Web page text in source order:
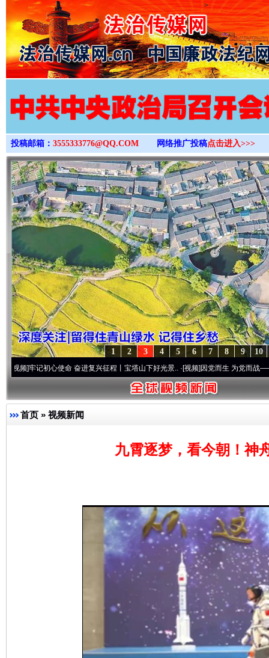
>
投稿邮箱： 3555333776@QQ.COM 网络推广投稿点击进入>>>
10
9
8
7
6
5
4
3
2
1
初心使命 奋进复兴征程丨宝塔山下好光景..·[视频]因党而生 为党而战——百年“纪
首页 » 视频新闻
九霄逐梦，看今朝！神